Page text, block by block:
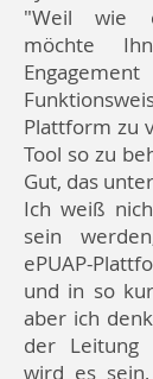
"Weil wie
möchte
Plattform zu
Tool so zu
Gut, das
Ich weiß
sein
ePUAP-
und in so
aber ich
der Leitung
wird es